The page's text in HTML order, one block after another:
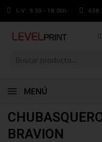
L-V: 9.30 - 18:00h 638
MENÚ
BRAVION